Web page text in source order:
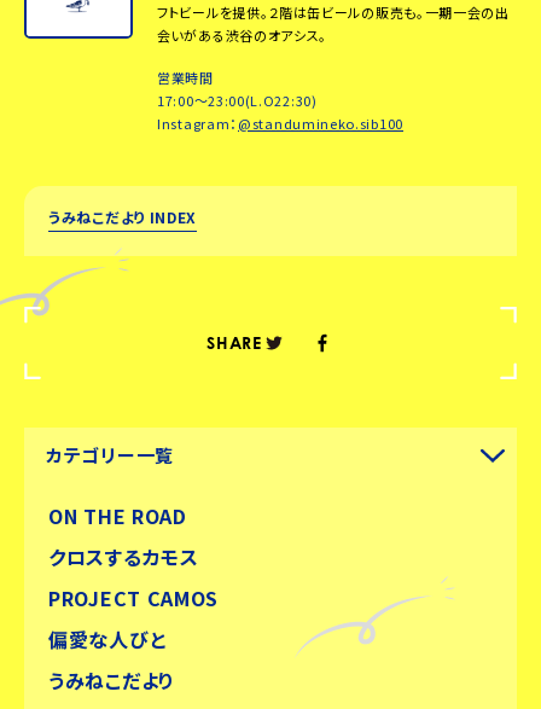
フトビールを提供。２階は缶ビールの販売も。一期一会の出
会いがある渋谷のオアシス。
営業時間
17:00～23:00(L.O22:30)
Instagram： @standumineko.sib100
うみねこだより INDEX
SHARE
カテゴリー一覧
ON THE ROAD
クロスするカモス
PROJECT CAMOS
偏愛な人びと
うみねこだより